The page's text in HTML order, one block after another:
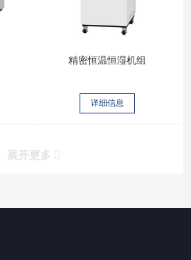
精密恒温恒湿机组
详细信息
展开更多